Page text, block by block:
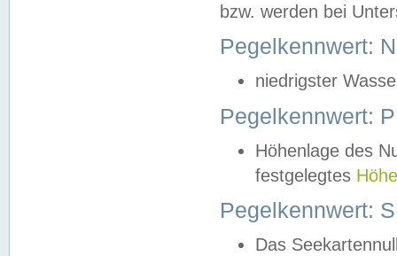
bzw. werden bei
Pegelkennwert:
niedrigster
Pegelkennwert:
Höhenlage des
festgelegtes
Pegelkennwert:
Das